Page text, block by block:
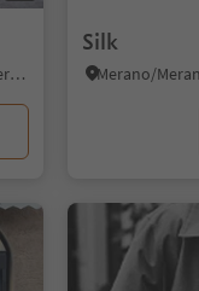
Merano/Meran, Meran/Merano, Meran/Merano and environs
Silk